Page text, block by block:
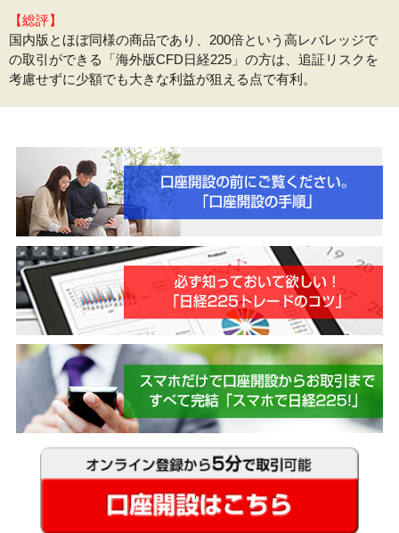
【総評】
国内版とほぼ同様の商品であり、200倍という高レバレッジで
の取引ができる「海外版CFD日経225」の方は、追証リスクを
考慮せずに少額でも大きな利益が狙える点で有利。